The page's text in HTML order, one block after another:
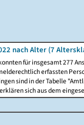
nach Alter (7
für insgesamt 277
erfassten
sind in der Tabelle
sich aus dem